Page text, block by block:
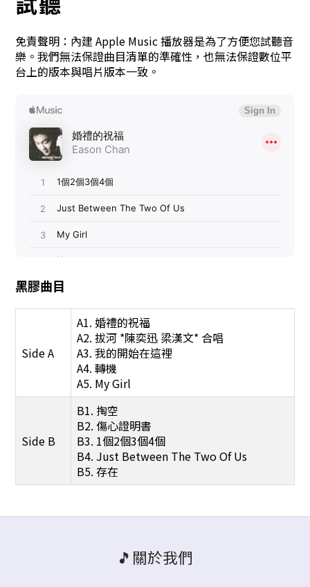
免責聲明：內建 Apple Music 播放器是為了方便您試聽音
樂。我們無法保證曲目清單的準確性，也無法保證數位平
台上的版本與唱片版本一致。
黑膠曲目
Side A
A1. 婚禮的祝福
A2. 拔河 *陳奕迅 梁漢文* 合唱
A3. 我的開始在這裡
A4. 轉機
A5. My Girl
Side B
B1. 掏空
B2. 傷心證明書
B3. 1個2個3個4個
B4. Just Between The Two Of Us
B5. 存在
🎵關於我們